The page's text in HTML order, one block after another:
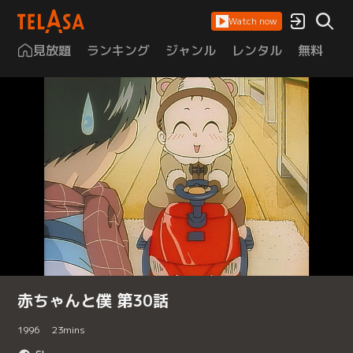
Watch now
見放題 ランキング ジャンル レンタル 無料
赤ちゃんと僕 第30話
1996 23mins